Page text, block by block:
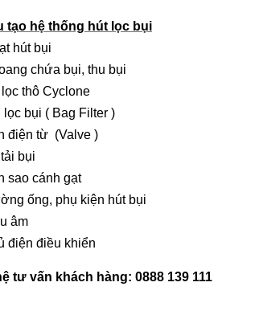
tạo hệ thống hút lọc bụi
hút bụi
chứa bụi, thu bụi
thô Cyclone
lọc bụi ( Bag Filter )
điện từ (Valve )
bụi
sao cánh gạt
ống, phụ kiện hút bụi
âm
điện điều khiển
tư vấn khách hàng: 0888 139 111